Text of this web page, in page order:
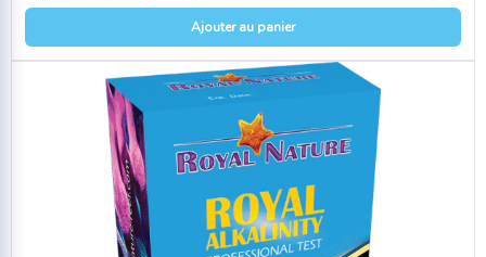
Ajouter au panier